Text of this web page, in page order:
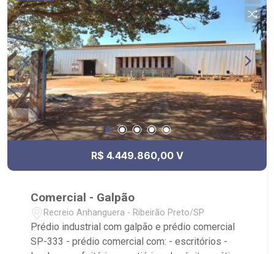
R$ 4.449.860,00 V
Comercial - Galpão
Recreio Anhanguera - Ribeirão Preto/SP
Prédio industrial com galpão e prédio comercial
SP-333 - prédio comercial com: - escritórios -